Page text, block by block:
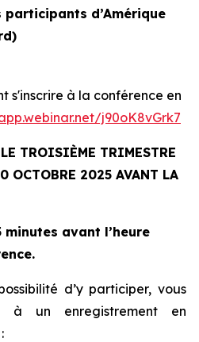
participants d’Amérique
s'inscrire à la conférence en
j90oK8vGrk7
LE TROISIÈME TRIMESTRE
OCTOBRE 2025 AVANT LA
avant l’heure
d’y participer, vous
à un enregistrement en